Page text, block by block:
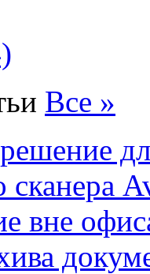
Все »
сканера
вне